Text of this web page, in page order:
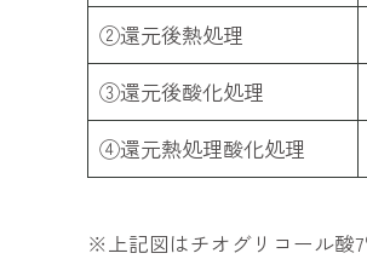
②還元後熱処理
③還元後酸化処理
④還元熱処理酸化処理
※上記図はチオグリコール